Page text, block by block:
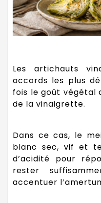
Les artichauts
accords les plus
fois le goût végétal
de la vinaigrette.
Dans ce cas, le
blanc sec, vif et
d’acidité pour
rester
accentuer